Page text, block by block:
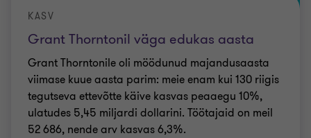
Grant Thorntonil väga edukas aasta
KASV
Grant Thorntonile oli möödunud majandusaasta
viimase kuue aasta parim: meie enam kui 130 riigis
tegutseva ettevõtte käive kasvas peaaegu 10%,
ulatudes 5,45 miljardi dollarini. Töötajaid on meil
52 686, nende arv kasvas 6,3%.